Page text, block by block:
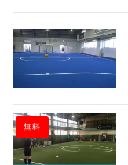
無料